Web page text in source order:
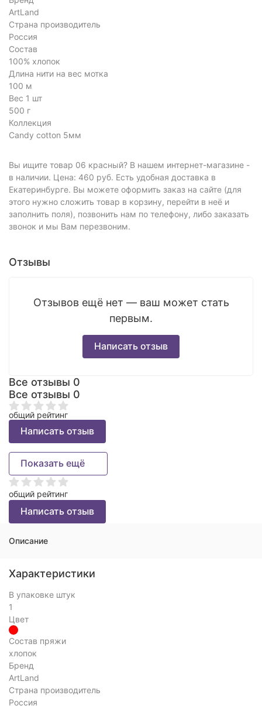
ArtLand
Страна производитель
Россия
Состав
100% хлопок
Длина нити на вес мотка
100 м
Вес 1 шт
500 г
Коллекция
Candy cotton 5мм
Вы ищите товар 06 красный? В нашем интернет-магазине -
в наличии. Цена: 460 руб. Есть удобная доставка в
Екатеринбурге. Вы можете оформить заказ на сайте (для
этого нужно сложить товар в корзину, перейти в неё и
заполнить поля), позвонить нам по телефону, либо заказать
звонок и мы Вам перезвоним.
Отзывы
Отзывов ещё нет — ваш может стать
первым.
Написать отзыв
Все отзывы 0
Все отзывы 0
общий рейтинг
Написать отзыв
Показать ещё
общий рейтинг
Написать отзыв
Описание
Характеристики
В упаковке штук
1
Цвет
Состав пряжи
хлопок
Бренд
ArtLand
Страна производитель
Россия